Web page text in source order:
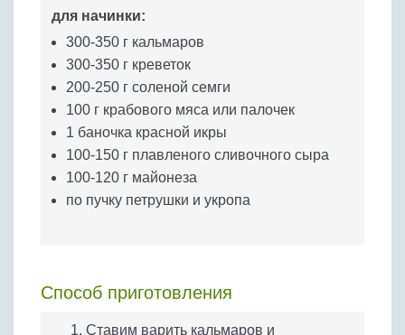
для начинки:
300-350 г кальмаров
300-350 г креветок
200-250 г соленой семги
100 г крабового мяса или палочек
1 баночка красной икры
100-150 г плавленого сливочного сыра
100-120 г майонеза
по пучку петрушки и укропа
Способ приготовления
Ставим варить кальмаров и